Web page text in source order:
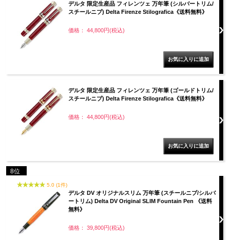
デルタ 限定生産品 フィレンツェ 万年筆 (シルバートリム/
スチールニブ) Delta Firenze Stilografica《送料無料》
価格： 44,800円(税込)
デルタ 限定生産品 フィレンツェ 万年筆 (ゴールドトリム/
スチールニブ) Delta Firenze Stilografica《送料無料》
価格： 44,800円(税込)
8位
5.0 (1件)
デルタ DV オリジナルスリム 万年筆 (スチールニブ/シルバ
ートリム) Delta DV Original SLIM Fountain Pen 《送料
無料》
価格： 39,800円(税込)